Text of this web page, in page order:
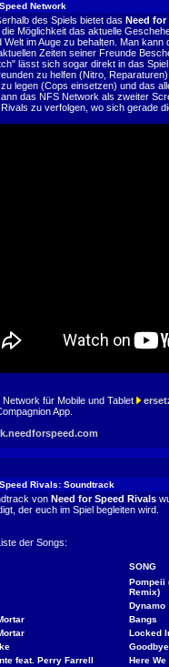
Network
des Spiels bietet das Need for
die Möglichkeit das aktuelle
Welt im Auge zu behalten. Man kann
Zeiten seiner Freunde
lässt sich sogar direkt in das
zu helfen (Nitro,
legen (Cops einsetzen) und das
das NFS Network als zweiter
zu verfolgen, wo sich gerade
für Mobile und Tablet
App.
Rivals: Soundtrack
von Need for Speed Rivals
der euch im Spiel begleiten wird.
der Songs:
SONG
Pompeii
Remix)
Dynamo
Bangs
Locked
Goodbye
feat. Perry Farrell
Here We